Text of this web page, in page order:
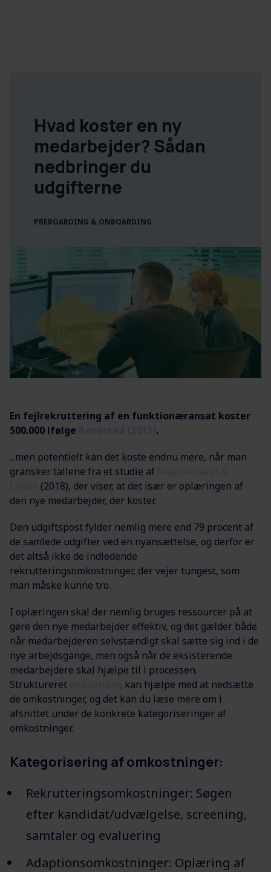
Hvad koster en ny
medarbejder? Sådan
nedbringer du
udgifterne
PREBOARDING & ONBOARDING
En fejlrekruttering af en funktionæransat koster
500.000 ifølge
.
...men potentielt kan det koste endnu mere, når man
gransker tallene fra et studie af
(2018), der viser, at det især er oplæringen af
den nye medarbejder, der koster.
Den udgiftspost fylder nemlig mere end 79 procent af
de samlede udgifter ved en nyansættelse, og derfor er
det altså ikke de indledende
rekrutteringsomkostninger, der vejer tungest, som
man måske kunne tro.
I oplæringen skal der nemlig bruges ressourcer på at
gøre den nye medarbejder effektiv, og det gælder både
når medarbejderen selvstændigt skal sætte sig ind i de
nye arbejdsgange, men også når de eksisterende
medarbejdere skal hjælpe til i processen.
Struktureret
kan hjælpe med at nedsætte
de omkostninger, og det kan du læse mere om i
afsnittet under de konkrete kategoriseringer af
omkostninger.
Kategorisering af omkostninger:
Rekrutteringsomkostninger: Søgen
efter kandidat/udvælgelse, screening,
samtaler og evaluering
Adaptionsomkostninger: Oplæring af